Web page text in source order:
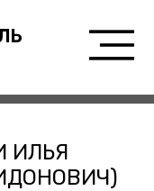
ИЛЬЯ